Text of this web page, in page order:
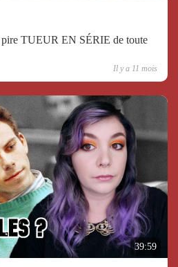
TUEUR EN SÉRIE de toute
Il y a 11 mois
39:59